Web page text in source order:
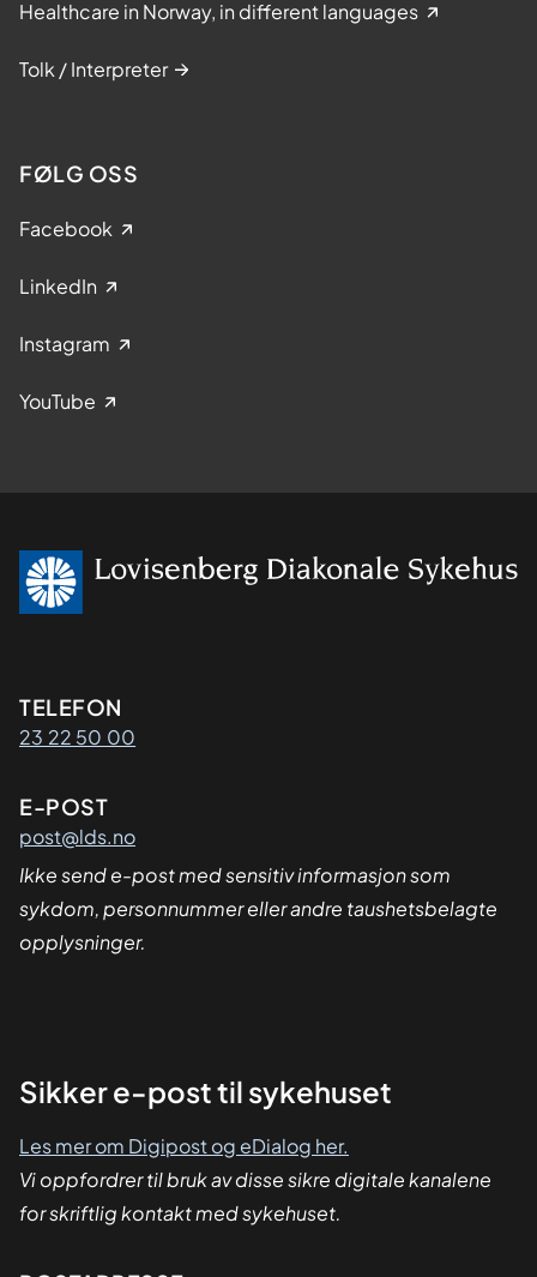
Healthcare in Norway, in different languages
Tolk / Interpreter
FØLG OSS
Facebook
LinkedIn
Instagram
YouTube
Kontaktinformasjon
TELEFON
23 22 50 00
E-POST
post@lds.no
Ikke send e-post med sensitiv informasjon som
sykdom, personnummer eller andre taushetsbelagte
opplysninger.
Sikker
Sikker e-post til sykehuset
Les mer om Digipost og eDialog her.
Vi oppfordrer til bruk av disse sikre digitale kanalene
for skriftlig kontakt med sykehuset.